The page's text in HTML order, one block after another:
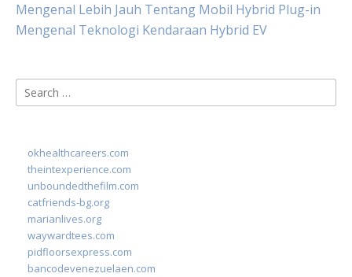
Mengenal Lebih Jauh Tentang Mobil Hybrid Plug-in
Mengenal Teknologi Kendaraan Hybrid EV
Search
for:
okhealthcareers.com
theintexperience.com
unboundedthefilm.com
catfriends-bg.org
marianlives.org
waywardtees.com
pidfloorsexpress.com
bancodevenezuelaen.com